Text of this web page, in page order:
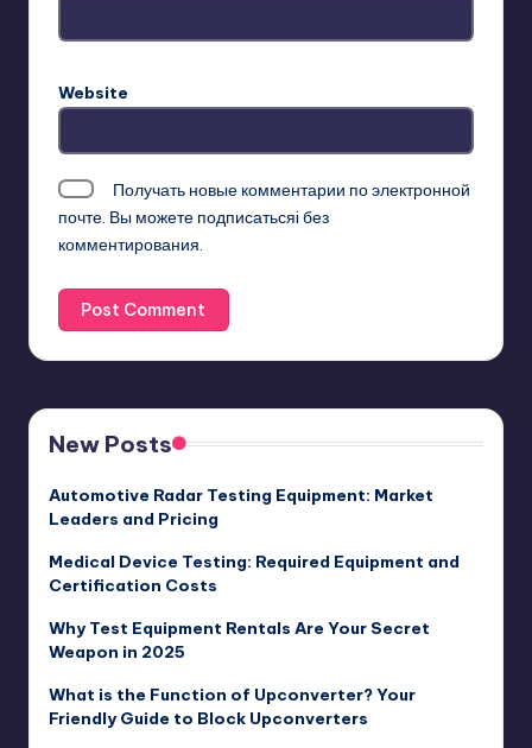
Website
Получать новые комментарии по электронной
почте. Вы можете подписатьсяi без
комментирования.
New Posts
Automotive Radar Testing Equipment: Market
Leaders and Pricing
Medical Device Testing: Required Equipment and
Certification Costs
Why Test Equipment Rentals Are Your Secret
Weapon in 2025
What is the Function of Upconverter? Your
Friendly Guide to Block Upconverters